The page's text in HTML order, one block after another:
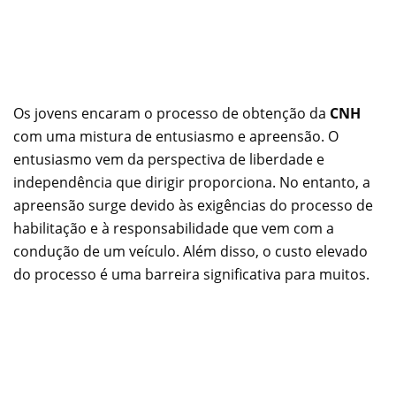
Os jovens encaram o processo de obtenção da CNH
com uma mistura de entusiasmo e apreensão. O
entusiasmo vem da perspectiva de liberdade e
independência que dirigir proporciona. No entanto, a
apreensão surge devido às exigências do processo de
habilitação e à responsabilidade que vem com a
condução de um veículo. Além disso, o custo elevado
do processo é uma barreira significativa para muitos.